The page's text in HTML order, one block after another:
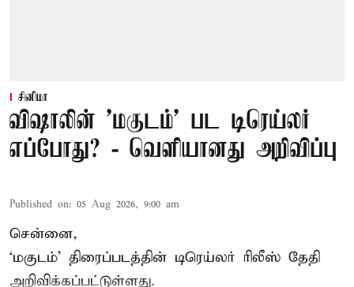
சினிமா
விஷாலின் 'மகுடம்' பட டிரெய்லர்
எப்போது? - வெளியானது அறிவிப்பு
Published on: 05 Aug 2026, 9:00 am
சென்னை,
‘மகுடம்’ திரைப்படத்தின் டிரெய்லர் ரிலீஸ் தேதி
அறிவிக்கப்பட்டுள்ளது.